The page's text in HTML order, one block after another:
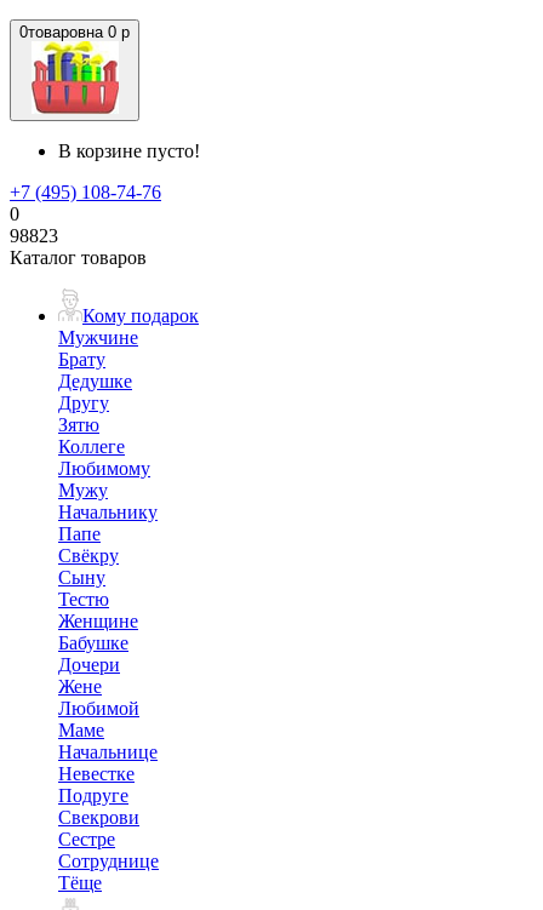
0товаровна 0 р
В корзине пусто!
+7 (495) 108-74-76
0
98823
Каталог товаров
Кому подарок
Мужчине
Брату
Дедушке
Другу
Зятю
Коллеге
Любимому
Мужу
Начальнику
Папе
Свёкру
Сыну
Тестю
Женщине
Бабушке
Дочери
Жене
Любимой
Маме
Начальнице
Невестке
Подруге
Свекрови
Сестре
Сотруднице
Тёще